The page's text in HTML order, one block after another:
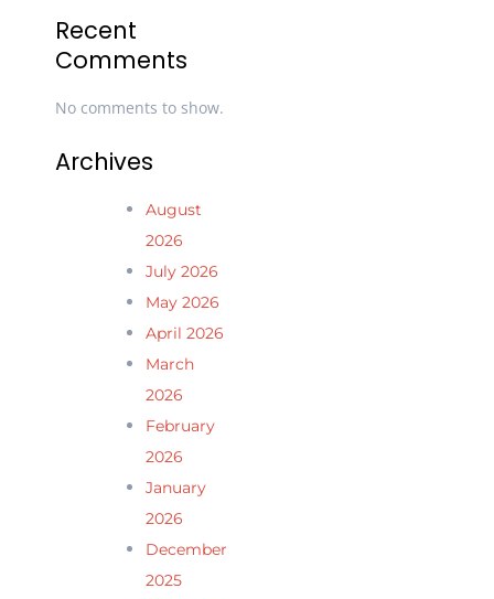
Recent
Comments
No comments to show.
Archives
August
2026
July 2026
May 2026
April 2026
March
2026
February
2026
January
2026
December
2025